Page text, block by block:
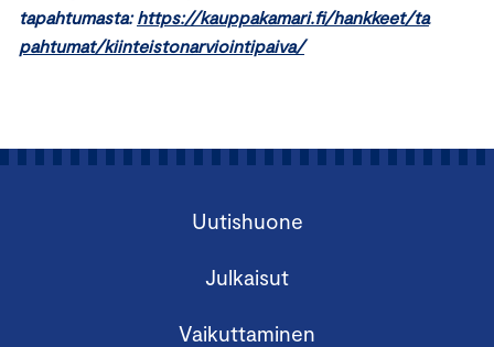
tapahtumasta:https://kauppakamari.fi/hankkeet/ta
pahtumat/kiinteistonarviointipaiva/
Uutishuone
Julkaisut
Vaikuttaminen